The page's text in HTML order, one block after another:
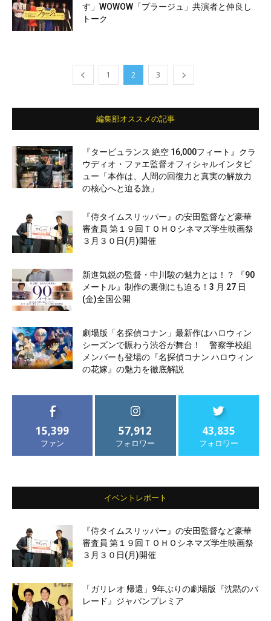
す」WOWOW「プラージュ」共演者と仲良し
トーク
1 2 3
編集部オススメの記事
『タービュランス 絶空 16,000フィート』クラ
ウディオ・ファエ監督オフィシャルインタビ
ュー「本作は、人間の回復力と真実の解放力
の核心へと迫る旅」
『侍タイムスリッパー』の安田監督など豪華
審査員 第１９回ＴＯＨＯシネマズ学生映画祭
３月３０日(月)開催
新進気鋭の監督・中川駿の魅力とは！？ 『90
メートル』制作の裏側にも迫る！3 月 27 日
(金)全国公開
劇場版「名探偵コナン」最新作はハロウィン
シーズンで賑わう渋谷が舞台！ 警察学校組
メンバーも登場の『名探偵コナン ハロウィン
の花嫁』の魅力を徹底解説
15,399
ファン
57,912
フォロワー
43,835
フォロワー
イベントレポート
『侍タイムスリッパー』の安田監督など豪華
審査員 第１９回ＴＯＨＯシネマズ学生映画祭
３月３０日(月)開催
「ガリレオ 帰還」9年ぶりの劇場版『沈黙のパ
レード』ジャパンプレミア